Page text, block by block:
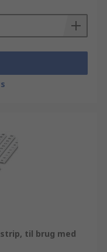
til brug med